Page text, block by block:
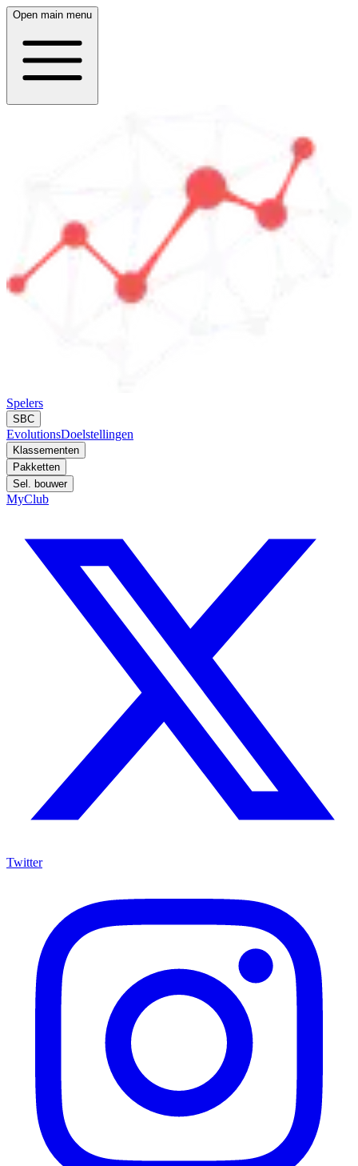
Open main menu
Spelers
SBC
EvolutionsDoelstellingen
Klassementen
Pakketten
Sel. bouwer
MyClub
Twitter